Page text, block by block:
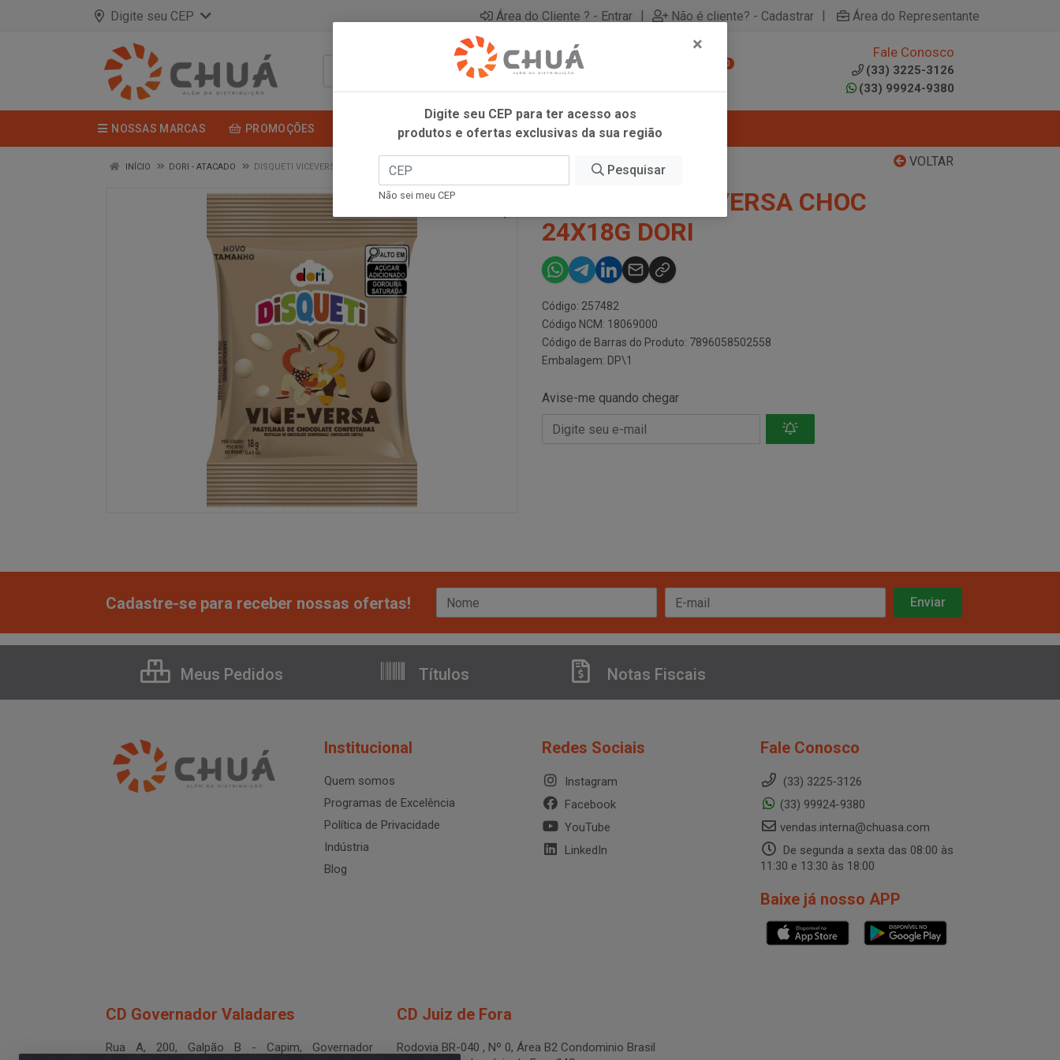
Digite seu CEP Área do Cliente ? - Entrar | Não é cliente? - Cadastrar | Área do Representante
0
Fale Conosco
(33) 3225-3126
(33) 99924-9380
NOSSAS MARCAS PROMOÇÕES
VOLTAR
INÍCIO DORI - ATACADO DISQUETI VICEVERSA CHOC 24X18G DORI
DISQUETI VICEVERSA CHOC
24X18G DORI
Código: 257482
Código NCM: 18069000
Código de Barras do Produto: 7896058502558
Embalagem: DP\1
Avise-me quando chegar
Cadastre-se para receber nossas ofertas!
Meus Pedidos Títulos Notas Fiscais
Institucional
Quem somos
Programas de Excelência
Política de Privacidade
Indústria
Blog
Redes Sociais
Instagram
Facebook
YouTube
LinkedIn
Fale Conosco
(33) 3225-3126
(33) 99924-9380
vendas.interna@chuasa.com
De segunda a sexta das 08:00 às
11:30 e 13:30 às 18:00
Baixe já nosso APP
CD Governador Valadares
Rua A, 200, Galpão B - Capim, Governador
CD Juiz de Fora
Rodovia BR-040 , Nº 0, Área B2 Condominio Brasil
×
Digite seu CEP para ter acesso aos
produtos e ofertas exclusivas da sua região
Pesquisar
Não sei meu CEP